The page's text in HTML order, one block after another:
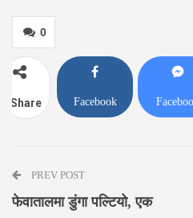
0
Share Facebook
PREV POST
फेवातालमा डुंगा पल्टियो, एक